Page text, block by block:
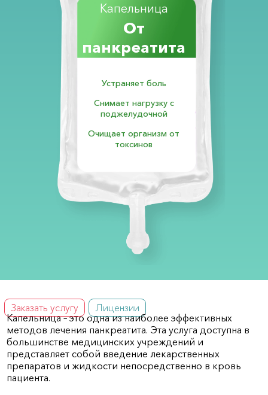
Капельница
От
панкреатита
Устраняет боль
Снимает нагрузку с
поджелудочной
Очищает организм от
токсинов
Заказать услугу
Лицензии
Капельница – это одна из наиболее эффективных
методов лечения панкреатита. Эта услуга доступна в
большинстве медицинских учреждений и
представляет собой введение лекарственных
препаратов и жидкости непосредственно в кровь
пациента.